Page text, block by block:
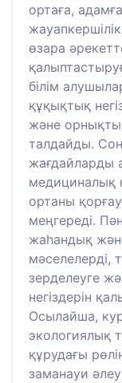
ортаға,
өзара
білім
құқықтық
және орнықты
талдайды.
жағдайларды
медициналық
ортаны
меңгереді.
жаһандық
мәселелерді,
зерделеуге
негіздерін
Осылайша,
экологиялық
құрудағы
заманауи